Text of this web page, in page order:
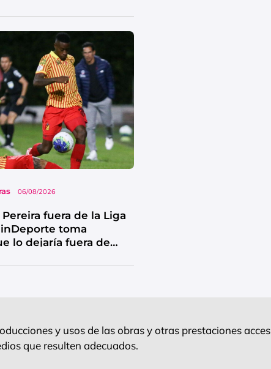
06/08/2026
fuera de la Liga
toma
lo dejaría fuera de
y usos de las obras y otras prestaciones
que resulten adecuados.